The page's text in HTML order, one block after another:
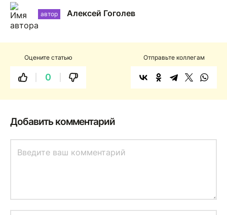
автор Алексей Гоголев
Оцените статью
0
Отправьте коллегам
Добавить комментарий